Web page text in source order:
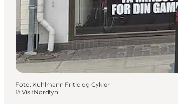
Foto: Kuhlmann Fritid og Cykler
© VisitNordfyn